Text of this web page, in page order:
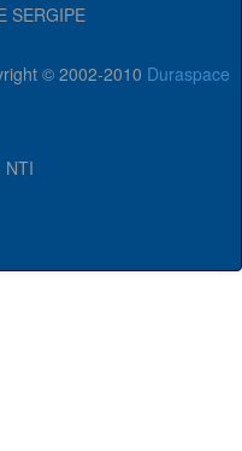
SERGIPE
© 2002-2010 Duraspace
NTI